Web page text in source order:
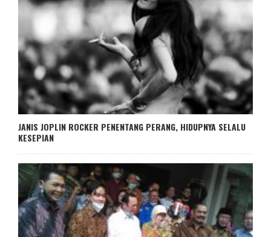
JANIS JOPLIN ROCKER PENENTANG PERANG, HIDUPNYA SELALU
KESEPIAN